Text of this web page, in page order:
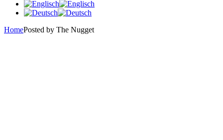
HomePosted by The Nugget